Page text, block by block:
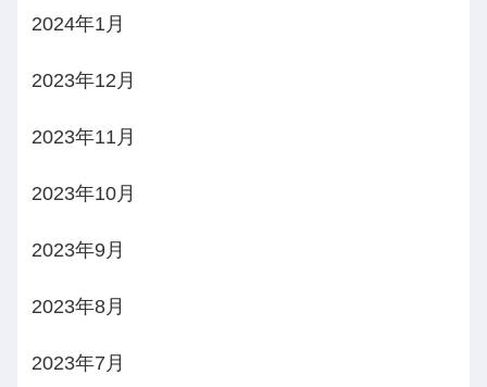
2024年1月
2023年12月
2023年11月
2023年10月
2023年9月
2023年8月
2023年7月